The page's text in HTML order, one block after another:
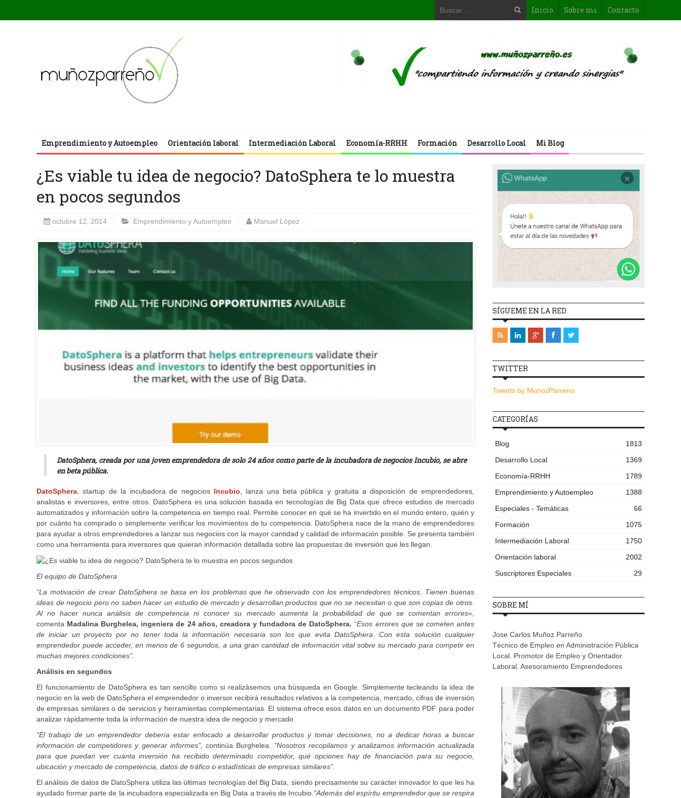
Inicio Sobre mi Contacto
Emprendimiento y Autoempleo Orientación laboral Intermediación Laboral Economía-RRHH Formación Desarrollo Local Mi Blog
¿Es viable tu idea de negocio? DatoSphera te lo muestra
en pocos segundos
octubre 12, 2014 Emprendimiento y Autoempleo Manuel López
DatoSphera, creada por una joven emprendedora de solo 24 años como parte de la incubadora de negocios Incubio, se abre
en beta pública.
DatoSphera, startup de la incubadora de negocios Incubio, lanza una beta pública y gratuita a disposición de emprendedores,
analistas e inversores, entre otros. DatoSphera es una solución basada en tecnologías de Big Data que ofrece estudios de mercado
automatizados y información sobre la competencia en tiempo real. Permite conocer en qué se ha invertido en el mundo entero, quién y
por cuánto ha comprado o simplemente verificar los movimientos de tu competencia. DatoSphera nace de la mano de emprendedores
para ayudar a otros emprendedores a lanzar sus negocios con la mayor cantidad y calidad de información posible. Se presenta también
como una herramienta para inversores que quieran información detallada sobre las propuestas de inversión que les llegan.
El equipo de DatoSphera
“La motivación de crear DatoSphera se basa en los problemas que he observado con los emprendedores técnicos. Tienen buenas
ideas de negocio pero no saben hacer un estudio de mercado y desarrollan productos que no se necesitan o que son copias de otros.
Al no hacer nunca análisis de competencia ni conocer su mercado aumenta la probabilidad de que se comentan errores«,
comenta Madalina Burghelea, ingeniera de 24 años, creadora y fundadora de DatoSphera. “Esos errores que se cometen antes
de iniciar un proyecto por no tener toda la información necesaria son los que evita DatoSphera. Con esta solución cualquier
emprendedor puede acceder, en menos de 6 segundos, a una gran cantidad de información vital sobre su mercado para competir en
muchas mejores condiciones”
Análisis en segundos
El funcionamiento de DatoSphera es tan sencillo como si realizásemos una búsqueda en Google. Simplemente tecleando la idea de
negocio en la web de DatoSphera el emprendedor o inversor recibirá resultados relativos a la competencia, mercado, cifras de inversión
de empresas similares o de servicios y herramientas complementarias. El sistema ofrece esos datos en un documento PDF para poder
analizar rápidamente toda la información de nuestra idea de negocio y mercado.
“El trabajo de un emprendedor debería estar enfocado a desarrollar productos y tomar decisiones, no a dedicar horas a buscar
información de competidores y generar informes”,
continúa Burghelea. “Nosotros recopilamos y analizamos información actualizada
para que puedan ver cuánta inversión ha recibido determinado competidor, qué opciones hay de financiación para su negocio,
ubicación y mercado de competencia, datos de tráfico o estadísticas de empresas similares”.
El análisis de datos de DatoSphera utiliza las últimas tecnologías del Big Data, siendo precisamente su carácter innovador lo que les ha
ayudado formar parte de la incubadora especializada en Big Data a través de Incubio. “Además del espíritu emprendedor que se respira
SÍGUEME EN LA RED
TWITTER
Tweets by MunozParreno
CATEGORÍAS
Blog
1813
Desarrollo Local
1369
Economía-RRHH
1789
Emprendimiento y Autoempleo
1388
Especiales - Temáticas
66
Formación
1075
Intermediación Laboral
1750
Orientación laboral
2002
Suscriptores Especiales
29
SOBRE MÍ
Jose Carlos Muñoz Parreño
Técnico de Empleo en Administración Pública
Local. Promotor de Empleo y Orientador
Laboral. Asesoramiento Emprendedores